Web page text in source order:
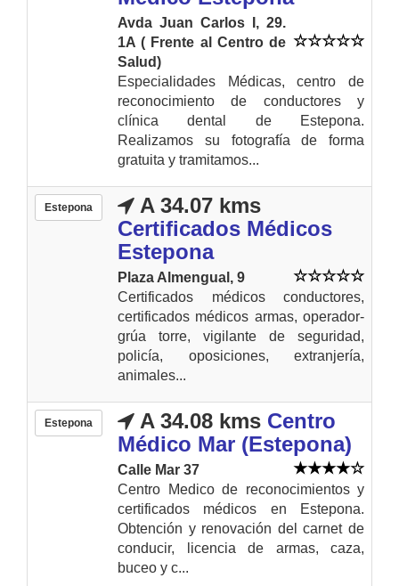
Avda Juan Carlos I, 29.
1A ( Frente al Centro de
Salud)
Especialidades Médicas, centro de
reconocimiento de conductores y
clínica dental de Estepona.
Realizamos su fotografía de forma
gratuita y tramitamos...
Estepona
A 34.07 kms
Certificados Médicos
Estepona
Plaza Almengual, 9
Certificados médicos conductores,
certificados médicos armas, operador-
grúa torre, vigilante de seguridad,
policía, oposiciones, extranjería,
animales...
Estepona A 34.08 kms Centro
Médico Mar (Estepona)
Calle Mar 37
Centro Medico de reconocimientos y
certificados médicos en Estepona.
Obtención y renovación del carnet de
conducir, licencia de armas, caza,
buceo y c...